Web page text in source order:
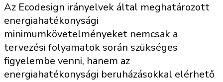
Az Ecodesign irányelvek által meghatározott
energiahatékonysági
minimumkövetelményeket nemcsak a
tervezési folyamatok során szükséges
figyelembe venni, hanem az
energiahatékonysági beruházásokkal elérhető